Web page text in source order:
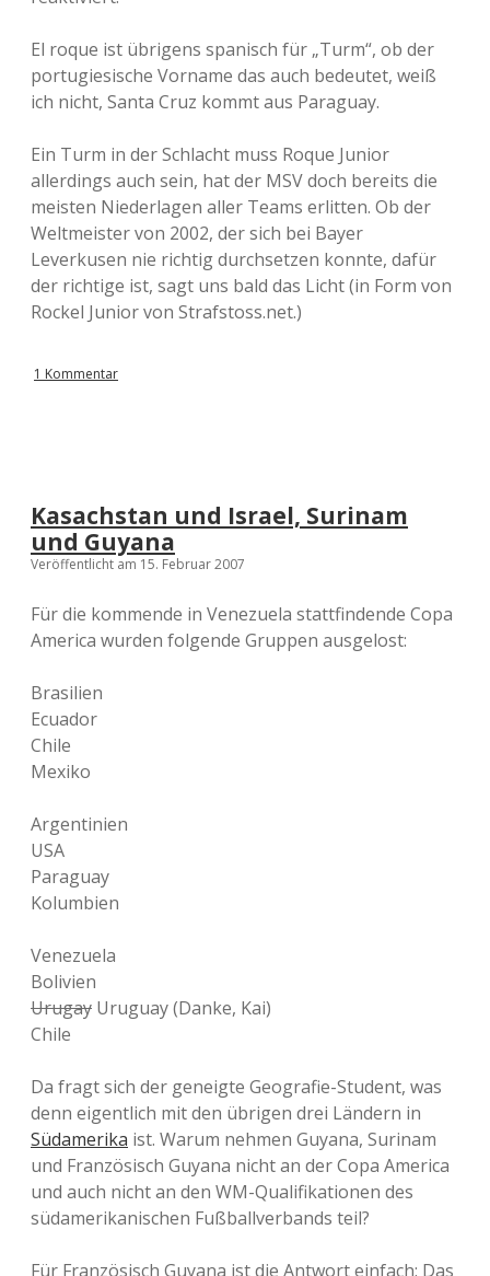
El roque ist übrigens spanisch für „Turm“, ob der
portugiesische Vorname das auch bedeutet, weiß
ich nicht, Santa Cruz kommt aus Paraguay.
Ein Turm in der Schlacht muss Roque Junior
allerdings auch sein, hat der MSV doch bereits die
meisten Niederlagen aller Teams erlitten. Ob der
Weltmeister von 2002, der sich bei Bayer
Leverkusen nie richtig durchsetzen konnte, dafür
der richtige ist, sagt uns bald das Licht (in Form von
Rockel Junior von Strafstoss.net.)
1 Kommentar
Kasachstan und Israel, Surinam
und Guyana
Veröffentlicht am 15. Februar 2007
Für die kommende in Venezuela stattfindende Copa
America wurden folgende Gruppen ausgelost:
Brasilien
Ecuador
Chile
Mexiko
Argentinien
USA
Paraguay
Kolumbien
Venezuela
Bolivien
Urugay Uruguay (Danke, Kai)
Chile
Da fragt sich der geneigte Geografie-Student, was
denn eigentlich mit den übrigen drei Ländern in
Südamerika ist. Warum nehmen Guyana, Surinam
und Französisch Guyana nicht an der Copa America
und auch nicht an den WM-Qualifikationen des
südamerikanischen Fußballverbands teil?
Für Französisch Guyana ist die Antwort einfach: Das